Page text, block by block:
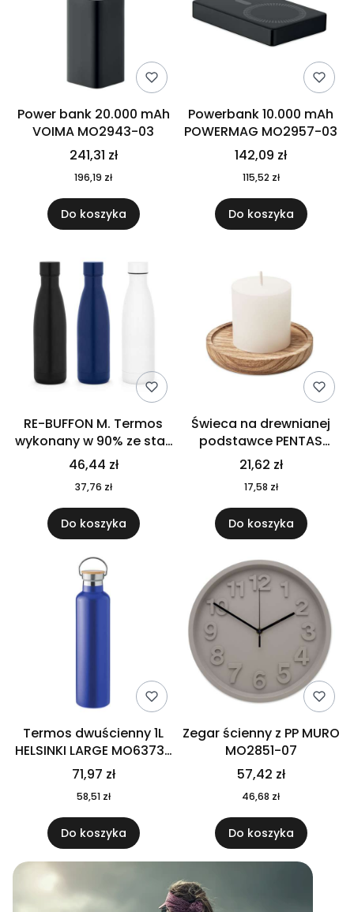
Power bank 20.000 mAh
VOIMA MO2943-03
241,31 zł
196,19 zł
Do koszyka
Powerbank 10.000 mAh
POWERMAG MO2957-03
142,09 zł
115,52 zł
Do koszyka
RE-BUFFON M. Termos
wykonany w 90% ze stali
nierdzewnej
pochodzącej z
recyklingu 520 ml 94294
46,44 zł
37,76 zł
Do koszyka
Świeca na drewnianej
podstawce PENTAS
MO6282-40
21,62 zł
17,58 zł
Do koszyka
Termos dwuścienny 1L
HELSINKI LARGE MO6373-
04
71,97 zł
58,51 zł
Do koszyka
Zegar ścienny z PP MURO
MO2851-07
57,42 zł
46,68 zł
Do koszyka